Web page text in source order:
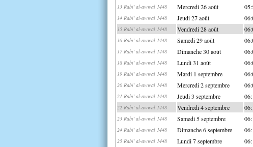
13 Rabi' al-awwal 1448 Mercredi 26 août
14 Rabi' al-awwal 1448 Jeudi 27 août
15 Rabi' al-awwal 1448 Vendredi 28 août
16 Rabi' al-awwal 1448 Samedi 29 août
17 Rabi' al-awwal 1448 Dimanche 30 août
18 Rabi' al-awwal 1448 Lundi 31 août
19 Rabi' al-awwal 1448 Mardi 1 septembre
20 Rabi' al-awwal 1448 Mercredi 2 septembre
21 Rabi' al-awwal 1448 Jeudi 3 septembre
22 Rabi' al-awwal 1448 Vendredi 4 septembre
23 Rabi' al-awwal 1448 Samedi 5 septembre
24 Rabi' al-awwal 1448 Dimanche 6 septembre
25 Rabi' al-awwal 1448 Lundi 7 septembre